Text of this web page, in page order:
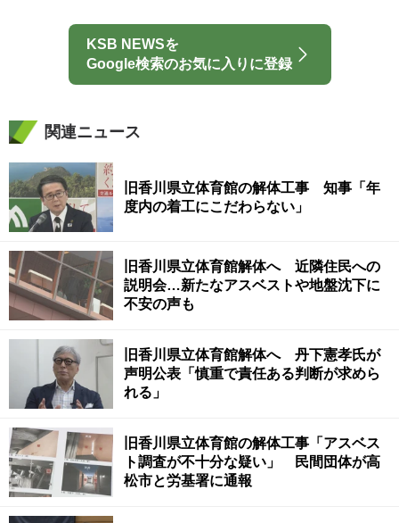
KSB NEWSを
Google検索のお気に入りに登録
関連ニュース
旧香川県立体育館の解体工事 知事「年
度内の着工にこだわらない」
旧香川県立体育館解体へ 近隣住民への
説明会…新たなアスベストや地盤沈下に
不安の声も
旧香川県立体育館解体へ 丹下憲孝氏が
声明公表「慎重で責任ある判断が求めら
れる」
旧香川県立体育館の解体工事「アスベス
ト調査が不十分な疑い」 民間団体が高
松市と労基署に通報